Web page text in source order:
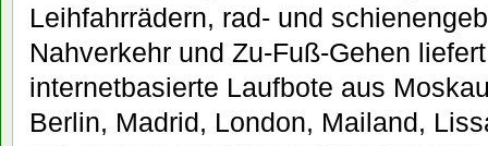
Leihfahrrädern, rad- und
Nahverkehr und Zu-Fuß-Gehen
internetbasierte Laufbote aus
Berlin, Madrid, London, Mailand,